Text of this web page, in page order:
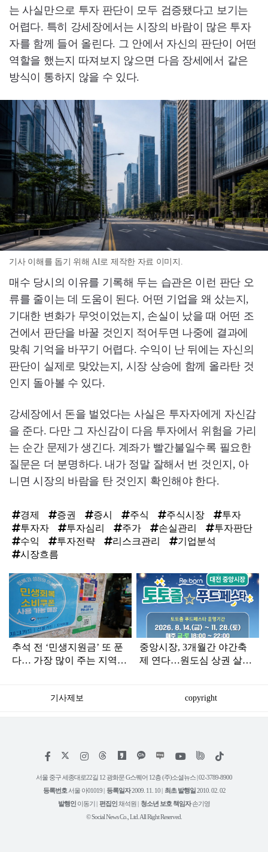
는 사실만으로 투자 판단이 모두 검증됐다고 보기는
어렵다. 특히 강세장에서는 시장의 바람이 많은 투자
자를 함께 들어 올린다. 그 안에서 자신의 판단이 어떤
역할을 했는지 따져보지 않으면 다음 장세에서 같은
방식이 통하지 않을 수 있다.
기사 이해를 돕기 위해 AI로 제작한 자료 이미지.
매수 당시의 이유를 기록해 두는 습관은 이런 판단 오
류를 줄이는 데 도움이 된다. 어떤 기업을 왜 샀는지,
기대한 변화가 무엇이었는지, 손실이 났을 때 어떤 조
건에서 판단을 바꿀 것인지 적어두면 나중에 결과에
맞춰 기억을 바꾸기 어렵다. 수익이 난 뒤에는 자신의
판단이 실제로 맞았는지, 시장 상승에 함께 올라탄 것
인지 돌아볼 수 있다.
강세장에서 돈을 벌었다는 사실은 투자자에게 자신감
을 준다. 다만 그 자신감이 다음 투자에서 위험을 가리
는 순간 문제가 생긴다. 계좌가 빨간불일수록 필요한
질문은 더 분명하다. 내가 정말 잘해서 번 것인지, 아
니면 시장의 바람을 탄 것인지 확인해야 한다.
경제 증권 증시 주식 주식시장
투자
투자자
투자심리 주가 손실관리
투자판단
수익
투자전략 리스크관리
기업분석
시장흐름
탑
라
추석 전 ‘민생지원금’ 또 푼
다… 가장 많이 주는 지역은
중앙시장, 3개월간 야간축
제 연다…원도심 상권 살리
기사제보 copyright
페
스
인
타
램
위
트
유
튜
틱
서울 중구 세종대로22길 12 광화문 G스퀘어 12층 (주)소셜뉴스 | 02-3789-8900
등록번호서울 아01019 | 등록일자2009. 11. 10 | 최초 발행일 2010. 02. 02
발행인 이동기 | 편집인채석원 | 청소년 보호 책임자손기영
© Social News Co., Ltd. All Right Reserved.